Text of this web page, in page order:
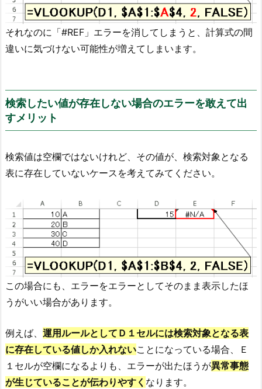
それなのに「#REF」エラーを消してしまうと、計算式の間
違いに気づけない可能性が増えてしまいます。
検索したい値が存在しない場合のエラーを敢えて出
すメリット
検索値は空欄ではないけれど、その値が、検索対象となる
表に存在していないケースを考えてみてください。
この場合にも、エラーをエラーとしてそのまま表示したほ
うがいい場合があります。
例えば、 運用ルールとしてＤ１セルには検索対象となる表
に存在している値しか入れないことになっている場合、Ｅ
１セルが空欄になるよりも、エラーが出たほうが異常事態
が生じていることが伝わりやすく なります。